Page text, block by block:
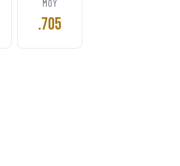
MOY
.705